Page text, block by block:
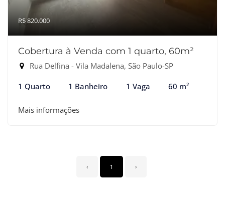
R$ 820.000
Cobertura à Venda com 1 quarto, 60m²
Rua Delfina - Vila Madalena, São Paulo-SP
1 Quarto 1 Banheiro 1 Vaga 60 m²
Mais informações
‹ 1 ›